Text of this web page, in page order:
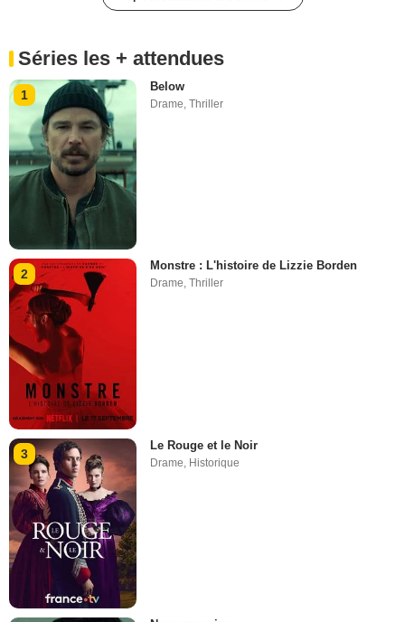
Séries les + attendues
1
Below
Drame,Thriller
2
Monstre : L'histoire de Lizzie Borden
Drame,Thriller
3
Le Rouge et le Noir
Drame Historique